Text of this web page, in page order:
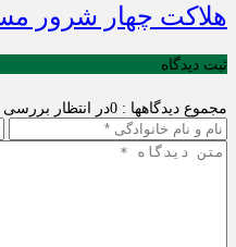
هلاکت چهار شرور مسلح وکشف ۷۰۰
ثبت دیدگاه
مجموع دیدگاهها : 0 در انتظار بررسی :